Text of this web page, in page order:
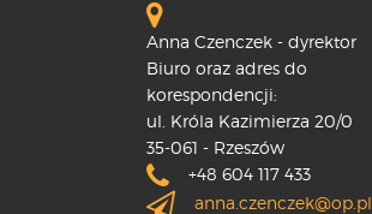
Anna Czenczek - dyrektor
Biuro oraz adres do
korespondencji:
ul. Króla Kazimierza 20/0
35-061 - Rzeszów
+48 604 117 433
anna.czenczek@op.pl